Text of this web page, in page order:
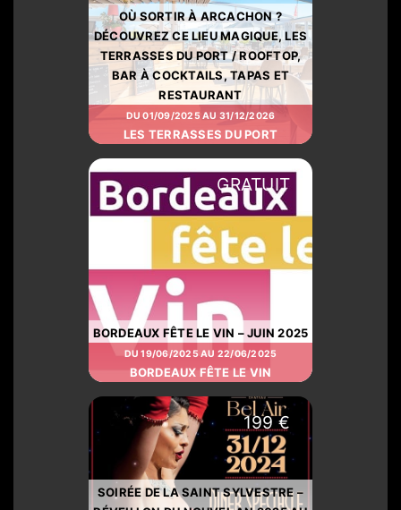
OÙ SORTIR À ARCACHON ?
DÉCOUVREZ CE LIEU MAGIQUE, LES
TERRASSES DU PORT / ROOFTOP,
BAR À COCKTAILS, TAPAS ET
RESTAURANT
DU 01/09/2025 AU 31/12/2026
LES TERRASSES DU PORT
GRATUIT
BORDEAUX FÊTE LE VIN – JUIN 2025
DU 19/06/2025 AU 22/06/2025
BORDEAUX FÊTE LE VIN
199 €
SOIRÉE DE LA SAINT SYLVESTRE –